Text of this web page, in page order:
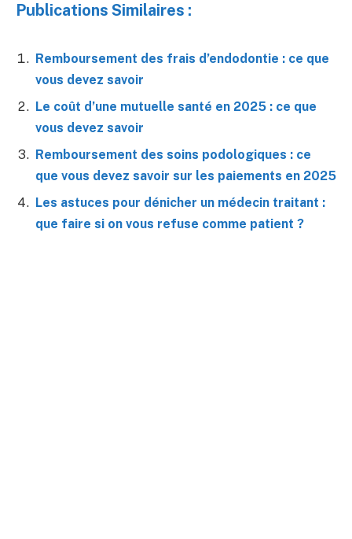
Publications Similaires :
Remboursement des frais d’endodontie : ce que
vous devez savoir
Le coût d’une mutuelle santé en 2025 : ce que
vous devez savoir
Remboursement des soins podologiques : ce
que vous devez savoir sur les paiements en 2025
Les astuces pour dénicher un médecin traitant :
que faire si on vous refuse comme patient ?